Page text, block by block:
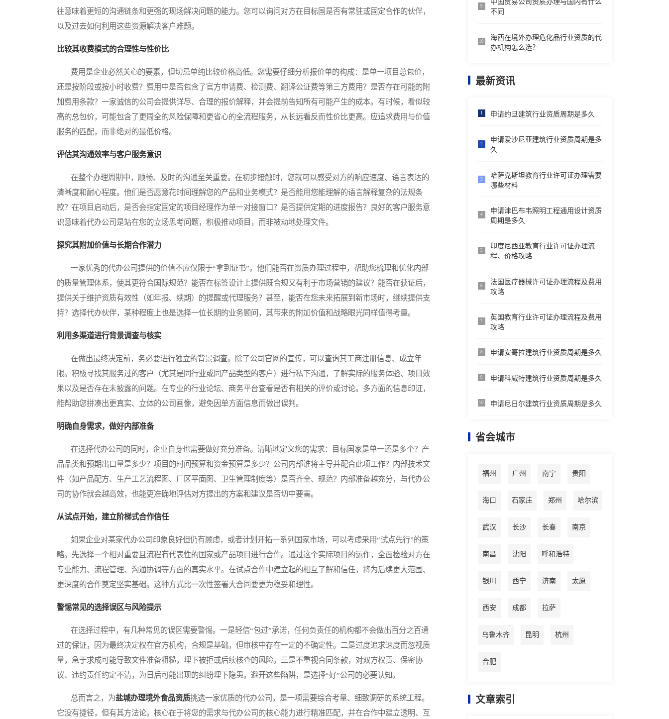
往意味着更短的沟通链条和更强的现场解决问题的能力。您可以询问对方在目标国是否有常驻或固定合作的伙伴，
以及过去如何利用这些资源解决客户难题。
比较其收费模式的合理性与性价比
费用是企业必然关心的要素，但切忌单纯比较价格高低。您需要仔细分析报价单的构成：是单一项目总包价，
还是按阶段或按小时收费？费用中是否包含了官方申请费、检测费、翻译公证费等第三方费用？是否存在可能的附
加费用条款？一家诚信的公司会提供详尽、合理的报价解释，并会提前告知所有可能产生的成本。有时候，看似较
高的总包价，可能包含了更周全的风险保障和更省心的全流程服务，从长远看反而性价比更高。应追求费用与价值
服务的匹配，而非绝对的最低价格。
评估其沟通效率与客户服务意识
在整个办理周期中，顺畅、及时的沟通至关重要。在初步接触时，您就可以感受对方的响应速度、语言表达的
清晰度和耐心程度。他们是否愿意花时间理解您的产品和业务模式？是否能用您能理解的语言解释复杂的法规条
款？在项目启动后，是否会指定固定的项目经理作为单一对接窗口？是否提供定期的进度报告？良好的客户服务意
识意味着代办公司是站在您的立场思考问题，积极推动项目，而非被动地处理文件。
探究其附加价值与长期合作潜力
一家优秀的代办公司提供的价值不应仅限于“拿到证书”。他们能否在资质办理过程中，帮助您梳理和优化内部
的质量管理体系，使其更符合国际规范？能否在标签设计上提供既合规又有利于市场营销的建议？能否在获证后，
提供关于维护资质有效性（如年报、续期）的提醒或代理服务？甚至，能否在您未来拓展到新市场时，继续提供支
持？选择代办伙伴，某种程度上也是选择一位长期的业务顾问，其带来的附加价值和战略眼光同样值得考量。
利用多渠道进行背景调查与核实
在做出最终决定前，务必要进行独立的背景调查。除了公司官网的宣传，可以查询其工商注册信息、成立年
限。积极寻找其服务过的客户（尤其是同行业或同产品类型的客户）进行私下沟通，了解实际的服务体验、项目效
果以及是否存在未披露的问题。在专业的行业论坛、商务平台查看是否有相关的评价或讨论。多方面的信息印证，
能帮助您拼凑出更真实、立体的公司画像，避免因单方面信息而做出误判。
明确自身需求，做好内部准备
在选择代办公司的同时，企业自身也需要做好充分准备。清晰地定义您的需求：目标国家是单一还是多个？产
品品类和预期出口量是多少？项目的时间预算和资金预算是多少？公司内部谁将主导并配合此项工作？内部技术文
件（如产品配方、生产工艺流程图、厂区平面图、卫生管理制度等）是否齐全、规范？内部准备越充分，与代办公
司的协作就会越高效，也能更准确地评估对方提出的方案和建议是否切中要害。
从试点开始，建立阶梯式合作信任
如果企业对某家代办公司印象良好但仍有顾虑，或者计划开拓一系列国家市场，可以考虑采用“试点先行”的策
略。先选择一个相对重要且流程有代表性的国家或产品项目进行合作。通过这个实际项目的运作，全面检验对方在
专业能力、流程管理、沟通协调等方面的真实水平。在试点合作中建立起的相互了解和信任，将为后续更大范围、
更深度的合作奠定坚实基础。这种方式比一次性签署大合同要更为稳妥和理性。
警惕常见的选择误区与风险提示
在选择过程中，有几种常见的误区需要警惕。一是轻信“包过”承诺，任何负责任的机构都不会做出百分之百通
过的保证，因为最终决定权在官方机构，合规是基础，但审核中存在一定的不确定性。二是过度追求速度而忽视质
量，急于求成可能导致文件准备粗糙，埋下被拒或后续核查的风险。三是不重视合同条款，对双方权责、保密协
议、违约责任约定不清，为日后可能出现的纠纷埋下隐患。避开这些陷阱，是选择“好”公司的必要认知。
总而言之，为盐城办理境外食品资质挑选一家优质的代办公司，是一项需要综合考量、细致调研的系统工程。
它没有捷径，但有其方法论。核心在于将您的需求与代办公司的核心能力进行精准匹配，并在合作中建立透明、互
9
中国贸易公司资质办理与国内有什么
不同
10
海西在境外办理危化品行业资质的代
办机构怎么选？
最新资讯
1 申请约旦建筑行业资质周期是多久
2
申请爱沙尼亚建筑行业资质周期是多
久
3
哈萨克斯坦教育行业许可证办理需要
哪些材料
4
申请津巴布韦照明工程通用设计资质
周期是多久
5
印度尼西亚教育行业许可证办理流
程、价格攻略
6
法国医疗器械许可证办理流程及费用
攻略
7
英国教育行业许可证办理流程及费用
攻略
8 申请安哥拉建筑行业资质周期是多久
9 申请科威特建筑行业资质周期是多久
10 申请尼日尔建筑行业资质周期是多久
省会城市
福州 广州 南宁 贵阳
海口 石家庄 郑州 哈尔滨
武汉 长沙 长春 南京
南昌 沈阳 呼和浩特
银川 西宁 济南 太原
西安 成都 拉萨
乌鲁木齐 昆明 杭州
合肥
文章索引